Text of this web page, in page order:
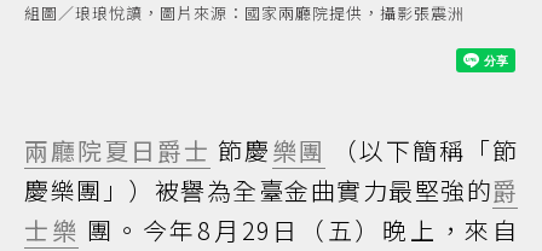
組圖／琅琅悅讀，圖片來源：國家兩廳院提供，攝影張震洲
兩廳院夏日爵士 節慶樂團
（以下簡稱「節
慶樂團」）被譽為全臺金曲實力最堅強的爵
士樂 團。今年8月29日（五）晚上，來自